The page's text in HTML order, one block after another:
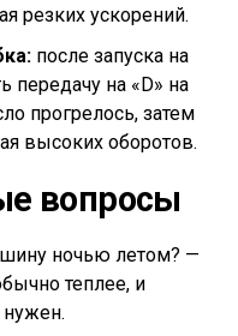
резких ускорений.
после запуска на
передачу на «D» на
прогрелось, затем
высоких оборотов.
вопросы
ночью летом? —
теплее, и